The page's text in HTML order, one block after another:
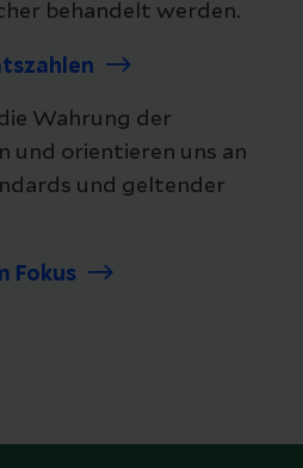
behandelt werden.
Wahrung der
und orientieren uns an
und geltender
Fokus